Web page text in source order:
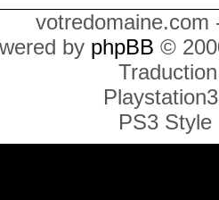
votredomaine.com
by phpBB ©
PS3